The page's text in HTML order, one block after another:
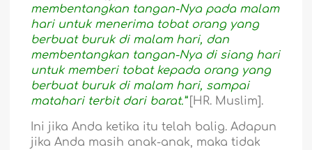
membentangkan tangan-Nya pada malam
hari untuk menerima tobat orang yang
berbuat buruk di malam hari, dan
membentangkan tangan-Nya di siang hari
untuk memberi tobat kepada orang yang
berbuat buruk di malam hari, sampai
matahari terbit dari barat.”
[HR. Muslim].
Ini jika Anda ketika itu telah balig. Adapun
jika Anda masih anak-anak, maka tidak